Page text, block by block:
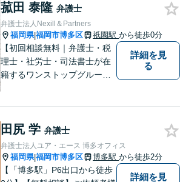
等複数士業の知識が必要な案
件を一括して対応。九州トッ
プクラスの豊富な実績。
菰田 泰隆 弁護士
弁護士法人Nexill＆Partners
福岡県|福岡市博多区 祇園駅 から徒歩0分
【初回相談無料｜弁護士・税
理士・社労士・司法書士が在
籍するワンストップグルー
等複数士業の知識が必要な案
件を一括して対応。九州トッ
プクラスの豊富な実績。
詳細を見
る
田尻 学 弁護士
弁護士法人ユア・エース 博多オフィス
福岡県|福岡市博多区 博多駅 から徒歩2分
【「博多駅」P6出口から徒歩
詳細を見